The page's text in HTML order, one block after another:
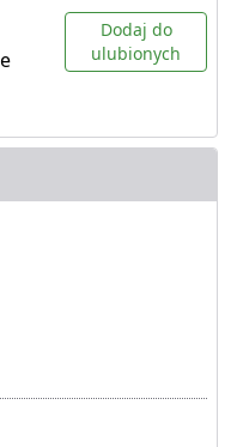
Dodaj do
ulubionych